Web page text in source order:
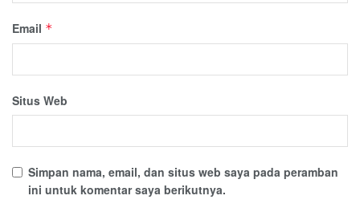
Email *
Situs Web
Simpan nama, email, dan situs web saya pada peramban
ini untuk komentar saya berikutnya.